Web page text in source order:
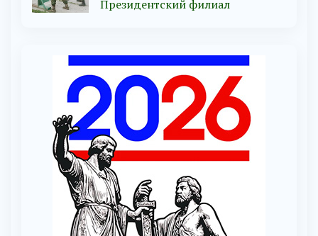
Президентский филиал